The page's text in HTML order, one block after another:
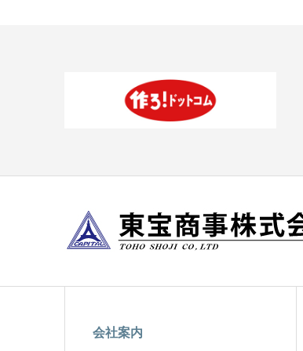
会社案内